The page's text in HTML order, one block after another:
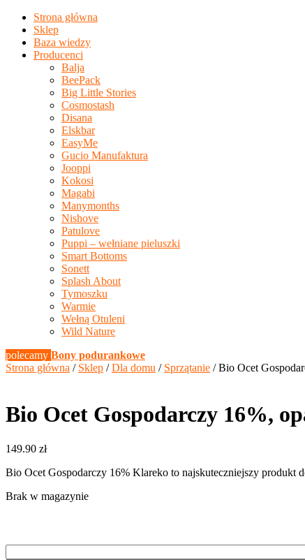
Strona główna
Sklep
Baza wiedzy
Producenci
Balja
BeePack
Big Little Stories
Cosmostash
Disana
Elskbar
EasyMe
Gucio Manufaktura
Jooppi
Kokosi
Magabi
Manymonths
Nishove
Patulove
Puppi – wełniane pieluszki
Smart Bottoms
Sonett
Splash About
Tymoszku
Warmie
Wełną Otuleni
Wild Nature
polecamy Bony podurankowe
Strona główna / Sklep /Dla domu / Sprzątanie / Bio Ocet
Bio Ocet Gospodarczy 16%,
149.90 zł
Bio Ocet Gospodarczy 16% Klareko to najskuteczniejszy produkt
Brak w magazynie